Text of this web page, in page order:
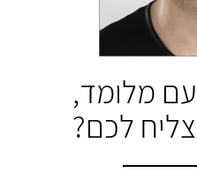
מלומד,
לכם?